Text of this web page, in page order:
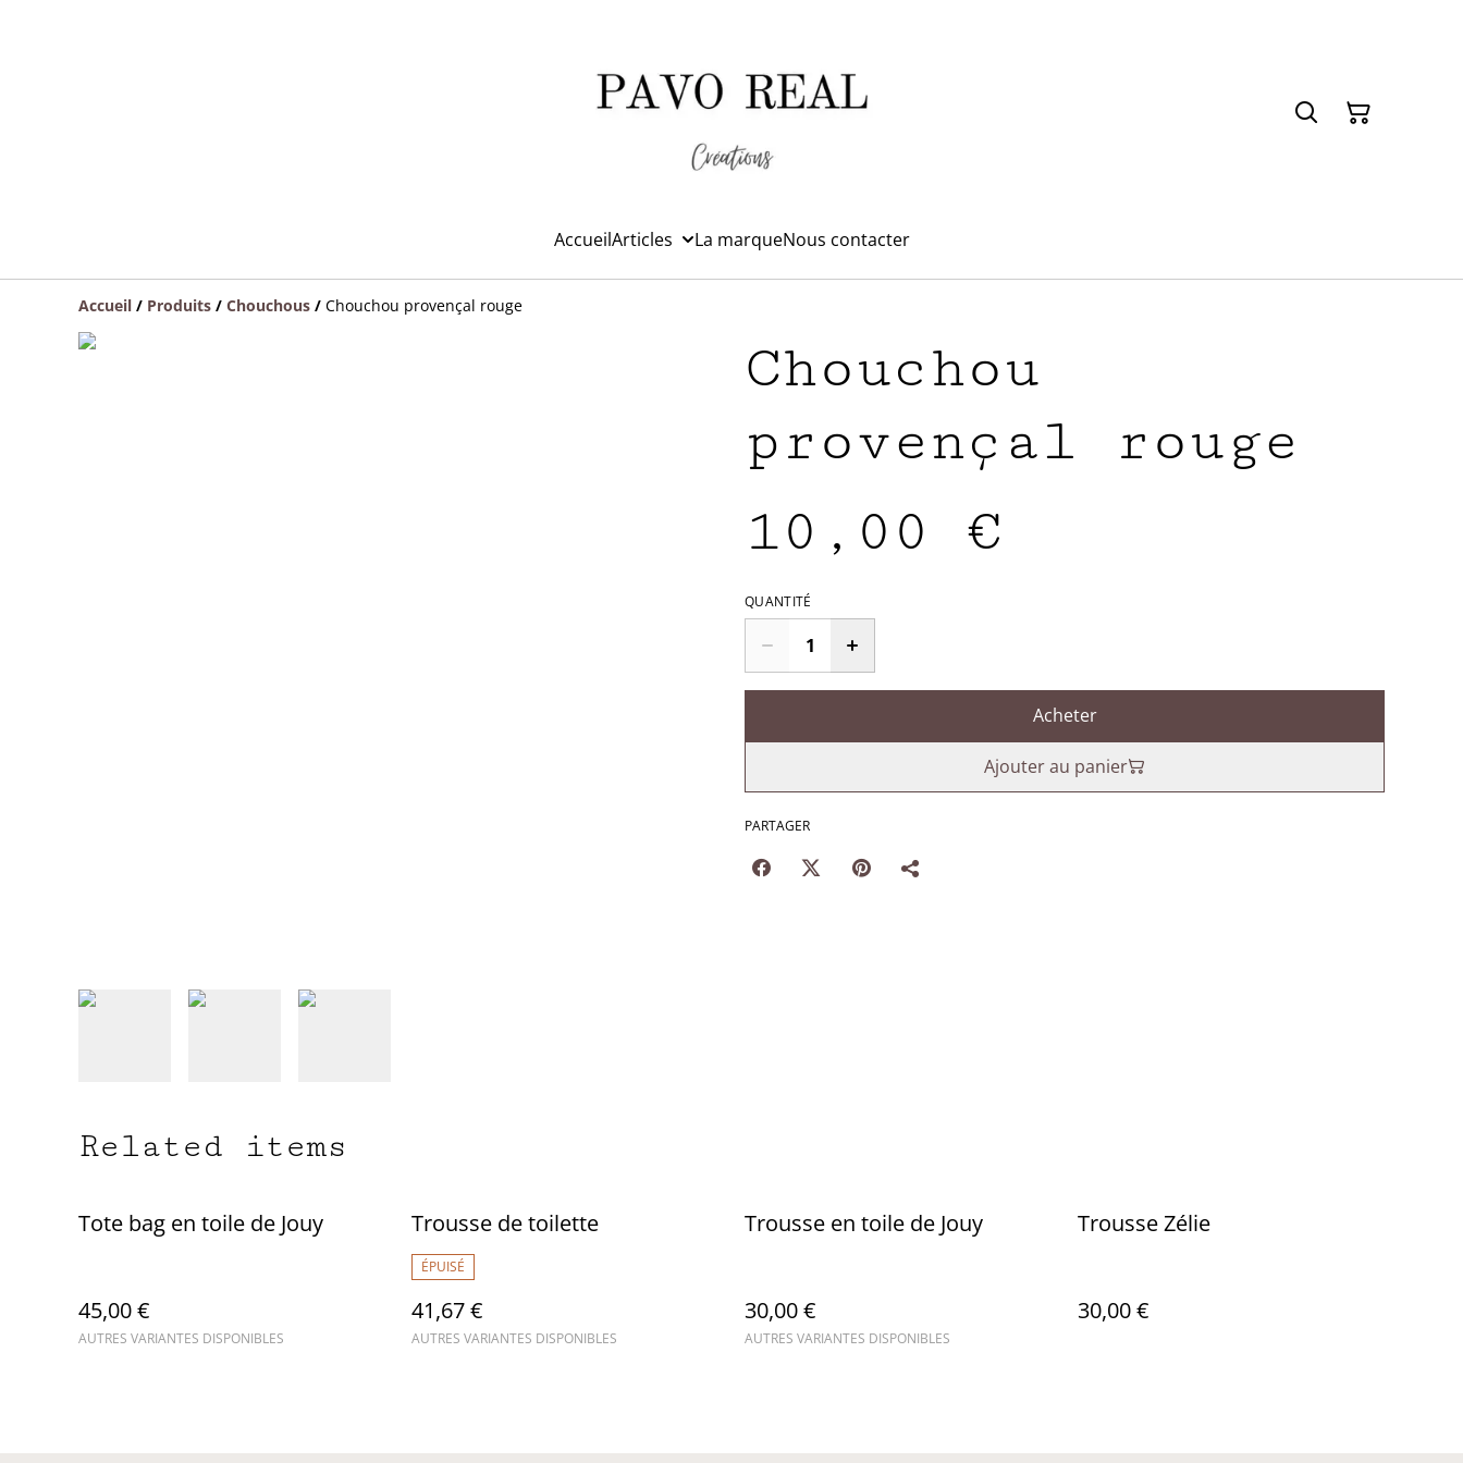
AccueilArticles La marqueNous contacter
Accueil / Produits / Chouchous / Chouchou provençal rouge
Chouchou
provençal rouge
10,00 €
QUANTITÉ
Acheter
Ajouter au panier
PARTAGER
Related items
Tote bag en toile de Jouy
45,00 €
AUTRES VARIANTES DISPONIBLES
Trousse de toilette
ÉPUISÉ
41,67 €
AUTRES VARIANTES DISPONIBLES
Trousse en toile de Jouy
30,00 €
AUTRES VARIANTES DISPONIBLES
Trousse Zélie
30,00 €